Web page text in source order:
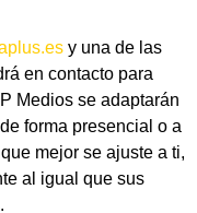
y una de las
en contacto para
Medios se adaptarán
forma presencial o a
mejor se ajuste a ti,
al igual que sus